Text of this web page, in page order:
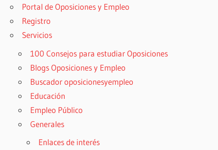
Portal de Oposiciones y Empleo
Registro
Servicios
100 Consejos para estudiar Oposiciones
Blogs Oposiciones y Empleo
Buscador oposicionesyempleo
Educación
Empleo Público
Generales
Enlaces de interés